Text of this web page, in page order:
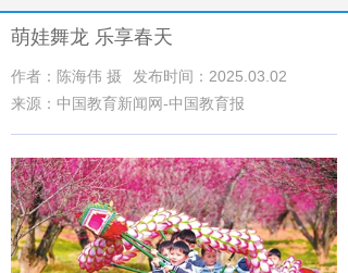
萌娃舞龙 乐享春天
作者：陈海伟 摄
发布时间：2025.03.02
来源：中国教育新闻网-中国教育报